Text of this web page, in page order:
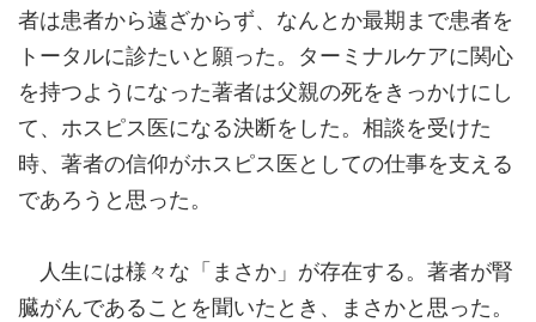
者は患者から遠ざからず、なんとか最期まで患者を
トータルに診たいと願った。ターミナルケアに関心
を持つようになった著者は父親の死をきっかけにし
て、ホスピス医になる決断をした。相談を受けた
時、著者の信仰がホスピス医としての仕事を支える
であろうと思った。
人生には様々な「まさか」が存在する。著者が腎
臓がんであることを聞いたとき、まさかと思った。